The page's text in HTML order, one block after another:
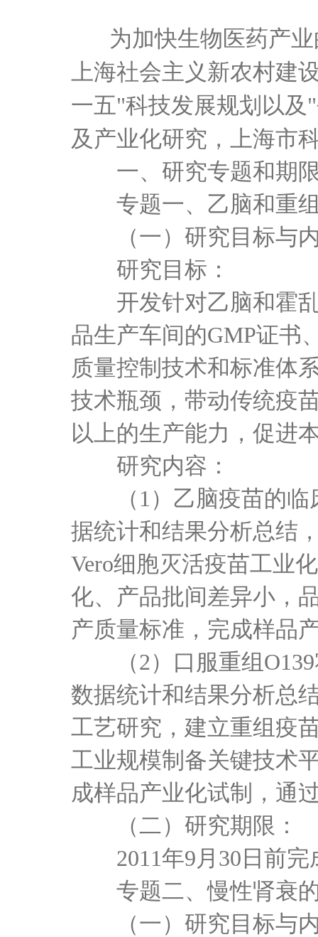
为加快生物医药产
上海社会主义新农村建
一五"科技发展规划以及
及产业化研究，上海市
一、研究专题和期
专题一、乙脑和重组
（一）研究目标与
研究目标：
开发针对乙脑和霍乱
品生产车间的GMP证书
质量控制技术和标准体
技术瓶颈，带动传统疫
以上的生产能力，促进
研究内容：
（ 1）乙脑疫苗的
据统计和结果分析总结
Vero细胞灭活疫苗工业
化、产品批间差异小，
产质量标准，完成样品
（2）口服重组
数据统计和结果分析总
工艺研究，建立重组疫
工业规模制备关键技术
成样品产业化试制，通
（二）研究期限：
2011年9月30日前完
专题二、慢性肾衰的
（一）研究目标与